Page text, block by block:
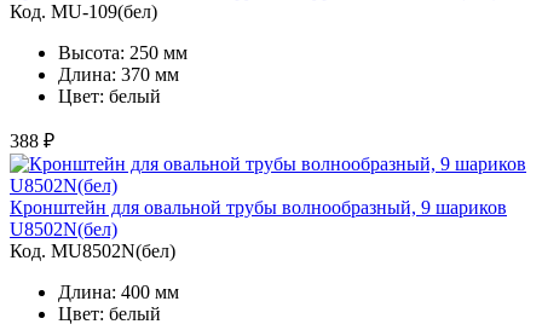
Код. MU-109(бел)
Высота: 250 мм
Длина: 370 мм
Цвет: белый
388 ₽
Кронштейн для овальной трубы волнообразный, 9 шариков
U8502N(бел)
Код. MU8502N(бел)
Длина: 400 мм
Цвет: белый